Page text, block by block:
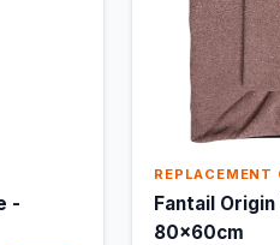
-
REPLACEMENT
Fantail
80x60cm